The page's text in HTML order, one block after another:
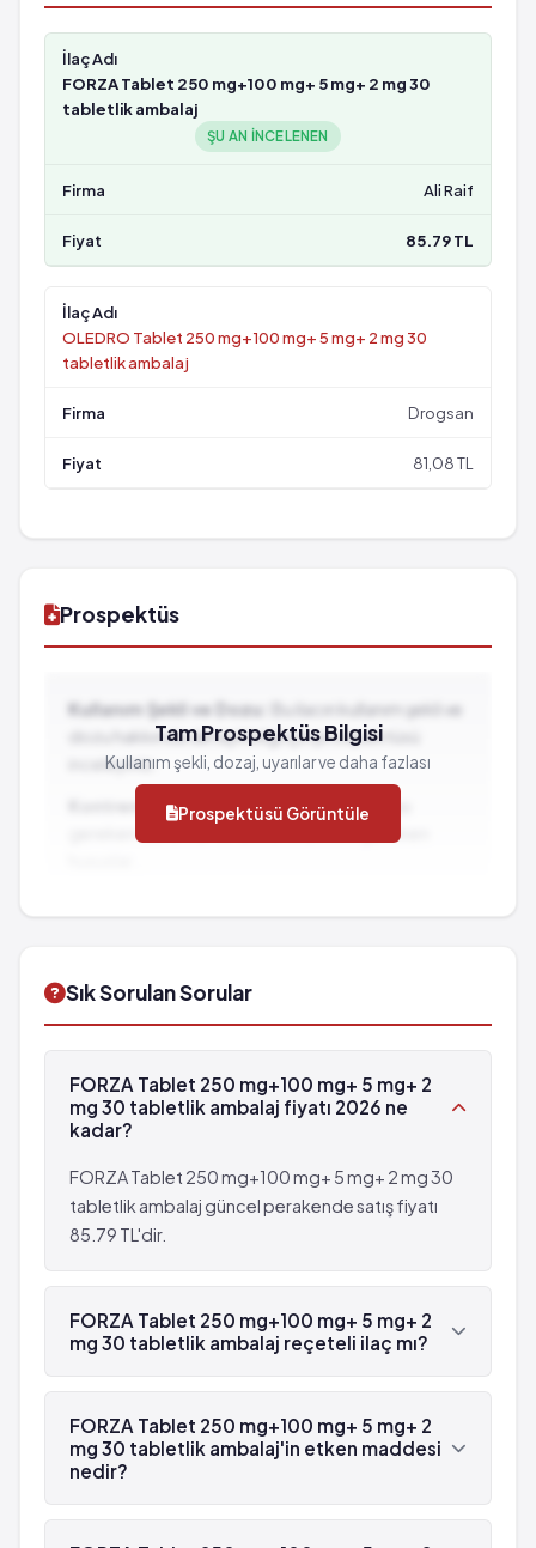
FORZA Tablet 250 mg+100 mg+ 5 mg+ 2 mg 30
tabletlik ambalaj
ŞU AN INCELENEN
Ali Raif
85.79 TL
OLEDRO Tablet 250 mg+100 mg+ 5 mg+ 2 mg 30
tabletlik ambalaj
Drogsan
81,08 TL
Prospektüs
Kullanım Şekli ve Dozu:
Bu ilacın kullanım şekli ve
dozu hakkında detaylı bilgi için prospektüsü
inceleyiniz.
Kontrendikasyonlar:İlacın kullanılmaması
gereken durumlar ve dikkat edilmesi gereken
Tam Prospektüs Bilgisi
Kullanım şekli, dozaj, uyarılar ve daha fazlası
Prospektüsü Görüntüle
Sık Sorulan Sorular
FORZA Tablet 250 mg+100 mg+ 5 mg+ 2
mg 30 tabletlik ambalaj fiyatı 2026 ne
kadar?
FORZA Tablet 250 mg+100 mg+ 5 mg+ 2 mg 30
tabletlik ambalaj güncel perakende satış fiyatı
85.79 TL'dir.
FORZA Tablet 250 mg+100 mg+ 5 mg+ 2
mg 30 tabletlik ambalaj reçeteli ilaç mı?
Evet, FORZA Tablet 250 mg+100 mg+ 5 mg+ 2
mg 30 tabletlik ambalaj beyaz reçetelidir.
FORZA Tablet 250 mg+100 mg+ 5 mg+ 2
mg 30 tabletlik ambalaj'in etken maddesi
nedir?
FORZA Tablet 250 mg+100 mg+ 5 mg+ 2 mg 30